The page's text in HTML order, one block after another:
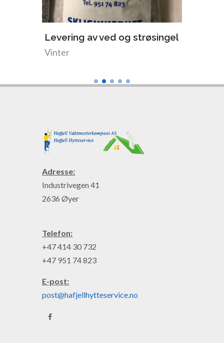
Levering av ved og strøsingel
Vinter
Adresse:
Industrivegen 41
2636 Øyer
Telefon:
+47 414 30 732
+47 951 74 823
E-post:
post@hafjellhytteservice.no